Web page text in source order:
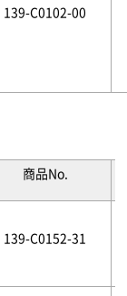
139-C0102-00
商品No.
139-C0152-31